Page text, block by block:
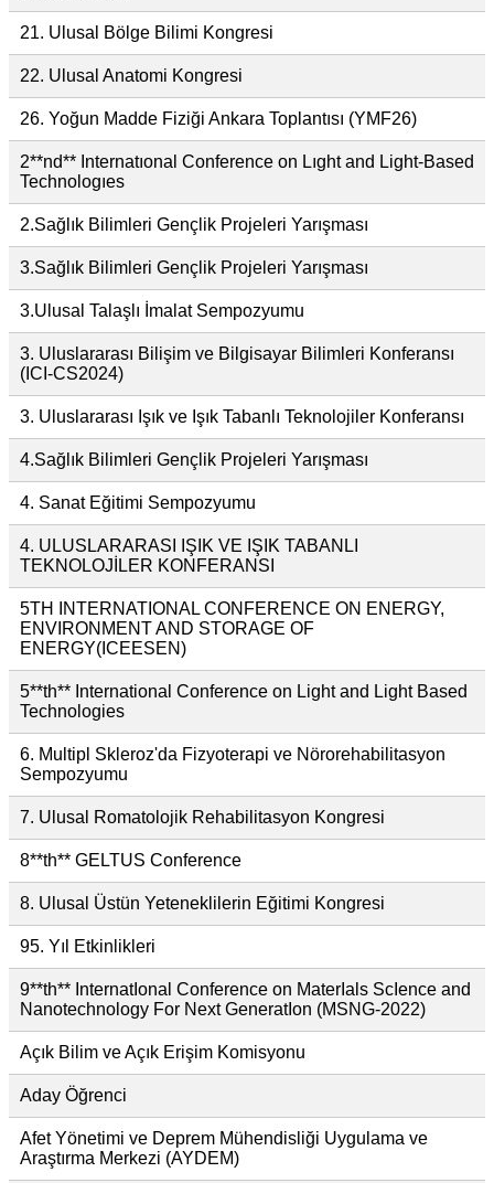
21. Ulusal Bölge Bilimi Kongresi
22. Ulusal Anatomi Kongresi
26. Yoğun Madde Fiziği Ankara Toplantısı (YMF26)
2**nd** Internatıonal Conference on Lıght and Light-Based
Technologıes
2.Sağlık Bilimleri Gençlik Projeleri Yarışması
3.Sağlık Bilimleri Gençlik Projeleri Yarışması
3.Ulusal Talaşlı İmalat Sempozyumu
3. Uluslararası Bilişim ve Bilgisayar Bilimleri Konferansı
(ICI-CS2024)
3. Uluslararası Işık ve Işık Tabanlı Teknolojiler Konferansı
4.Sağlık Bilimleri Gençlik Projeleri Yarışması
4. Sanat Eğitimi Sempozyumu
4. ULUSLARARASI IŞIK VE IŞIK TABANLI
TEKNOLOJİLER KONFERANSI
5TH INTERNATIONAL CONFERENCE ON ENERGY,
ENVIRONMENT AND STORAGE OF
ENERGY(ICEESEN)
5**th** International Conference on Light and Light Based
Technologies
6. Multipl Skleroz'da Fizyoterapi ve Nörorehabilitasyon
Sempozyumu
7. Ulusal Romatolojik Rehabilitasyon Kongresi
8**th** GELTUS Conference
8. Ulusal Üstün Yeteneklilerin Eğitimi Kongresi
95. Yıl Etkinlikleri
9**th** InternatIonal Conference on MaterIals ScIence and
Nanotechnology For Next GeneratIon (MSNG-2022)
Açık Bilim ve Açık Erişim Komisyonu
Aday Öğrenci
Afet Yönetimi ve Deprem Mühendisliği Uygulama ve
Araştırma Merkezi (AYDEM)